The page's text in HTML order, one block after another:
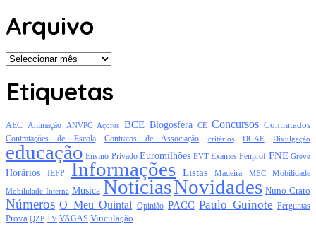
Arquivo
Arquivo
Etiquetas
AEC Animação ANVPC Açores BCE Blogosfera CE Concursos Contratados
Contratações de Escola Contratos de Associação critérios DGAE Divulgação
educação Ensino Privado Euromilhões EVT Exames Fenprof FNE Greve
Horários IEFP Informações Listas Madeira MEC Mobilidade
Mobilidade Interna Música NotíciasNovidades Nuno Crato
Números O Meu Quintal Opinião PACC Paulo Guinote Perguntas
Prova QZP TV VAGAS Vinculação